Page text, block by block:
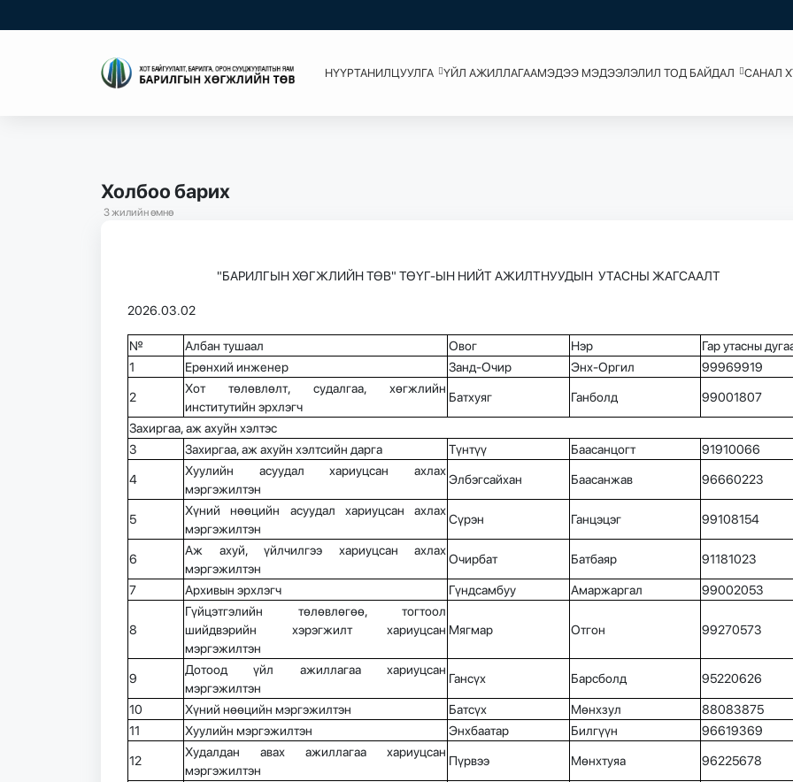
НҮҮРТАНИЛЦУУЛГА ҮЙЛ АЖИЛЛАГААМЭДЭЭ МЭДЭЭЛЭЛИЛ ТОД БАЙДАЛ САНАЛ
Холбоо барих
3 жилийн өмнө
"БАРИЛГЫН ХӨГЖЛИЙН ТӨВ" ТӨҮГ-ЫН НИЙТ АЖИЛТНУУДЫН УТАСНЫ ЖАГСААЛТ
2026.03.02
№ Албан тушаал Овог Нэр
Гар утасны
1
Ерөнхий инженер Занд-Очир Энх-Оргил
99969919
2
Хот төлөвлөлт, судалгаа, хөгжлийн
институтийн эрхлэгч
Батхуяг Ганболд 99001807
Захиргаа, аж ахуйн хэлтэс
3
Захиргаа, аж ахуйн хэлтсийн дарга Түнтүү Баасанцогт
91910066
4
Хуулийн асуудал хариуцсан ахлах
мэргэжилтэн
Элбэгсайхан Баасанжав 96660223
5
Хүний нөөцийн асуудал хариуцсан ахлах
мэргэжилтэн
Сүрэн Ганцэцэг 99108154
6
Аж ахуй, үйлчилгээ хариуцсан ахлах
мэргэжилтэн
Очирбат Батбаяр 91181023
7 Архивын эрхлэгч Гүндсамбуу Амаржаргал 99002053
8
Гүйцэтгэлийн төлөвлөгөө, тогтоол
шийдвэрийн хэрэгжилт хариуцсан
мэргэжилтэн
Мягмар Отгон 99270573
9
Дотоод үйл ажиллагаа хариуцсан
мэргэжилтэн
Гансүх Барсболд 95220626
10 Хүний нөөцийн мэргэжилтэн Батсүх Мөнхзул
88083875
11
Хуулийн мэргэжилтэн Энхбаатар Билгүүн
96619369
12
Худалдан авах ажиллагаа хариуцсан
мэргэжилтэн
Пүрвээ Мөнхтуяа 96225678